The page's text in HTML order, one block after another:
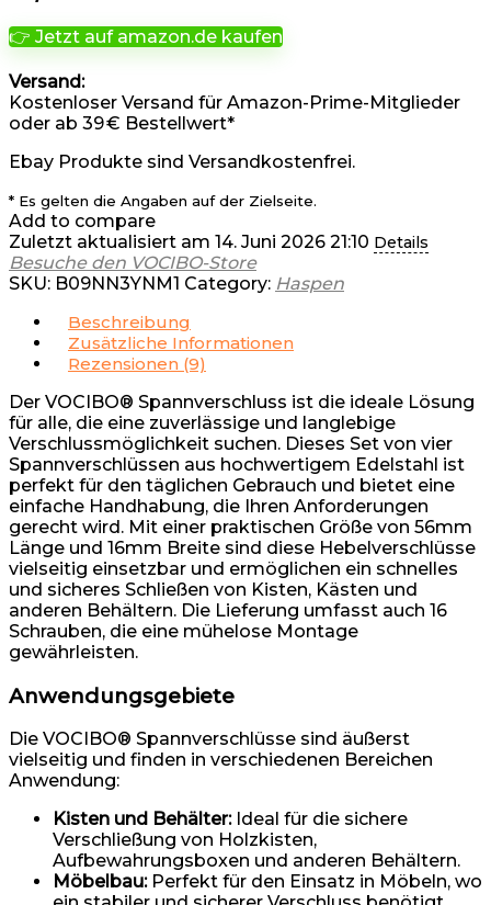
👉 Jetzt auf amazon.de kaufen
Versand:
Kostenloser Versand für Amazon-Prime-Mitglieder
oder ab 39 € Bestellwert*
Ebay Produkte sind Versandkostenfrei.
* Es gelten die Angaben auf der Zielseite.
Add to compare
Zuletzt aktualisiert am 14. Juni 2026 21:10 Details
Besuche den VOCIBO-Store
SKU: B09NN3YNM1 Category: Haspen
Beschreibung
Zusätzliche Informationen
Rezensionen (9)
Der VOCIBO® Spannverschluss ist die ideale Lösung
für alle, die eine zuverlässige und langlebige
Verschlussmöglichkeit suchen. Dieses Set von vier
Spannverschlüssen aus hochwertigem Edelstahl ist
perfekt für den täglichen Gebrauch und bietet eine
einfache Handhabung, die Ihren Anforderungen
gerecht wird. Mit einer praktischen Größe von 56mm
Länge und 16mm Breite sind diese Hebelverschlüsse
vielseitig einsetzbar und ermöglichen ein schnelles
und sicheres Schließen von Kisten, Kästen und
anderen Behältern. Die Lieferung umfasst auch 16
Schrauben, die eine mühelose Montage
gewährleisten.
Anwendungsgebiete
Die VOCIBO® Spannverschlüsse sind äußerst
vielseitig und finden in verschiedenen Bereichen
Anwendung:
Kisten und Behälter:Ideal für die sichere
Verschließung von Holzkisten,
Aufbewahrungsboxen und anderen Behältern.
Möbelbau:Perfekt für den Einsatz in Möbeln, wo